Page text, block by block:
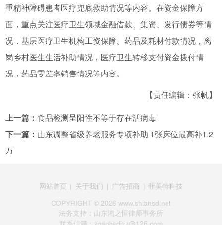
重精神障碍患者医疗兜底救助情况等内容。在资金保障方
面，重点关注医疗卫生领域金融借款、集资、发行债券等情
况，基层医疗卫生机构工资保障、药品及耗材付款情况，离
岗乡村医生生活补助情况，医疗卫生转移支付资金拨付情
况，药品零差率销售情况等内容。
【责任编辑：张帆】
上一篇：食品检测呈阳性不等于存在活病毒
下一篇： 山东调整省级养老服务专项补助 1张床位最高补1.2
万
网站首页 | 关于我们 | 广告招商 | 菲美特科技
COPYRIGHT © 2026 www.shiansd.net
法务支持：山东鸿之恒律师事务所